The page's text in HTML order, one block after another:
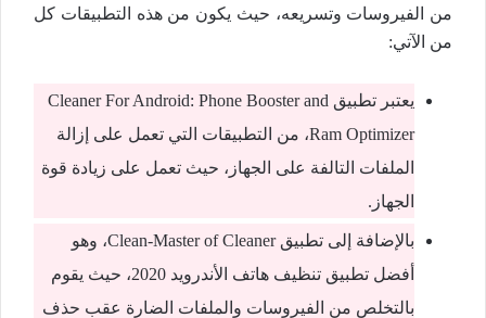
من الفيروسات وتسريعه، حيث يكون من هذه التطبيقات كل
من الآتي:
يعتبر تطبيق Cleaner For Android: Phone Booster and
Ram Optimizer، من التطبيقات التي تعمل على إزالة
الملفات التالفة على الجهاز، حيث تعمل على زيادة قوة
الجهاز.
بالإضافة إلى تطبيق Clean-Master of Cleaner، وهو
أفضل تطبيق تنظيف هاتف الأندرويد 2020، حيث يقوم
بالتخلص من الفيروسات والملفات الضارة عقب حذف